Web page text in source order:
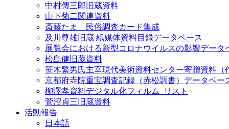
中村傳三郎旧蔵資料
山下菊二関連資料
斎藤たま 民俗調査カード集成
及川尊雄旧蔵 紙媒体資料目録データベース
展覧会における新型コロナウイルスの影響データ
松島健旧蔵資料
笹木繁男氏主宰現代美術資料センター寄贈資料（
京都府寺院重宝調査記録（赤松調書）データベー
柳澤孝資料デジタル化フィルム_リスト
菅沼貞三旧蔵資料
活動報告
日本語